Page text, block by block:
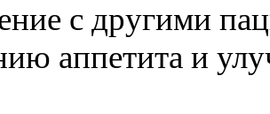
с другими
аппетита и